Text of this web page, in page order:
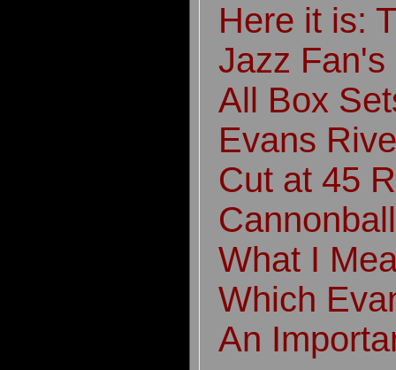
Here it is:
Jazz Fan's
All Box
Evans
Cut at 45
What I
Which
An